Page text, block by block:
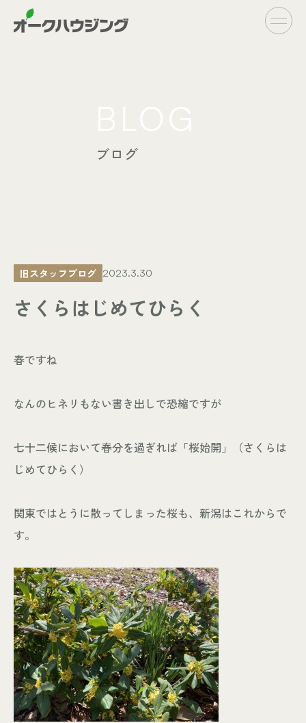
LINE UP
- イベント情報
- ブログ
- お知らせ
- 施工事例
ABOUT
- 来店予約
Leaf 家づくりと北欧雑貨の店
個人情報保護方針
© KASHIUCHI CONSTRUCTION CO.,LTD
ブログ
旧スタッフブログ 2023.3.30
さくらはじめてひらく
春ですね
なんのヒネリもない書き出しで恐縮ですが
七十二候において春分を過ぎれば「桜始開」（さくらは
じめてひらく）
関東ではとうに散ってしまった桜も、新潟はこれからで
す。